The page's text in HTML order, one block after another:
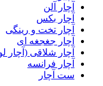
آچار آلن
آچار بکس
آچار تخت و رینگی
آچار جغجغه ای
آچار شلاقی (آچار
آچار فرانسه
ست آچار